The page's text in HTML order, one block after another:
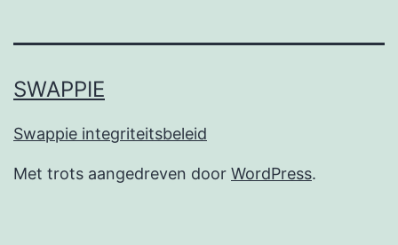
SWAPPIE
Swappie integriteitsbeleid
Met trots aangedreven door WordPress.